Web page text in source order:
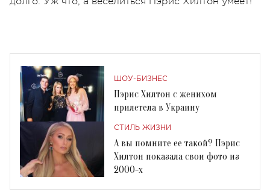
ШОУ-БИЗНЕС
Пэрис Хилтон с женихом
прилетела в Украину
СТИЛЬ ЖИЗНИ
А вы помните ее такой? Пэрис
Хилтон показала свои фото из
2000-х